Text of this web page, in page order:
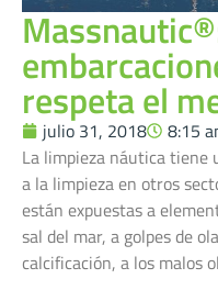
respeta el
julio 31, 2018
8:15
La limpieza náutica tiene
a la limpieza en otros
están expuestas a
sal del mar, a golpes de
calcificación, a los malos